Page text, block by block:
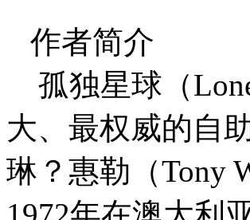
作者简介
孤独星球（
大、最权威的自
琳？惠勒（Tony